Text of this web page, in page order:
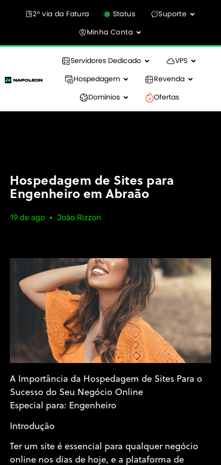
2° via da Fatura Status
Suporte
Minha Conta
Servidores Dedicado
VPS
Hospedagem
Revenda
Domínios
Ofertas
Hospedagem de Sites para
Engenheiro em Abraão
19 de ago João Rizzon
A Importância da Hospedagem de Sites Para o
Sucesso do Seu Negócio Online
Especial para: Engenheiro
Introdução
Ter um site é essencial para qualquer negócio
online nos dias de hoje, e a plataforma de